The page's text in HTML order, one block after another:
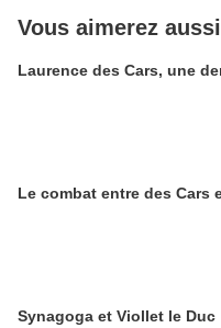
Vous aimerez aussi
Laurence des Cars, une
Le combat entre des Cars
Synagoga et Viollet le Duc